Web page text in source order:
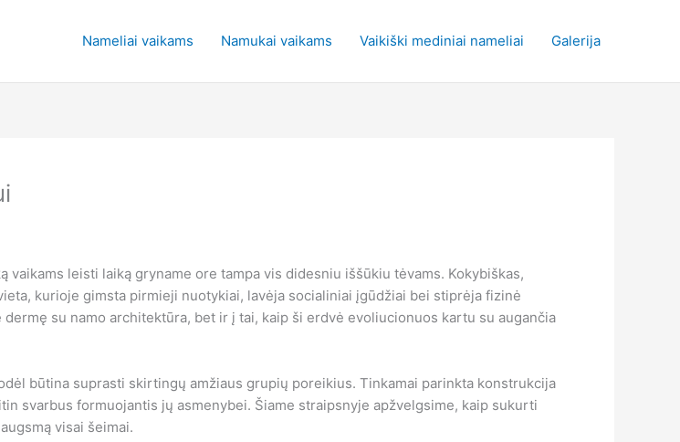
Nameliai vaikams Namukai vaikams Vaikiški mediniai nameliai Galerija
leisti laiką gryname ore tampa vis didesniu iššūkiu tėvams. Kokybiškas,
kurioje gimsta pirmieji nuotykiai, lavėja socialiniai įgūdžiai bei stiprėja fizinė
su namo architektūra, bet ir į tai, kaip ši erdvė evoliucionuos kartu su augančia
būtina suprasti skirtingų amžiaus grupių poreikius. Tinkamai parinkta konstrukcija
svarbus formuojantis jų asmenybei. Šiame straipsnyje apžvelgsime, kaip sukurti
visai šeimai.